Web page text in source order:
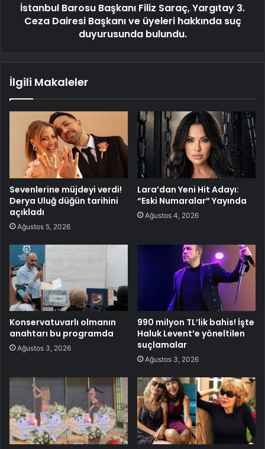
İstanbul Barosu Başkanı Filiz Saraç, Yargıtay 3.
Ceza Dairesi Başkanı ve üyeleri hakkında suç
duyurusunda bulundu.
İlgili Makaleler
Sevenlerine müjdeyi verdi!
Derya Uluğ düğün tarihini
açıkladı
Ağustos 5, 2026
Lara’dan Yeni Hit Adayı:
“Eski Numaralar” Yayında
Ağustos 4, 2026
Konservatuvarlı olmanın
anahtarı bu programda
Ağustos 3, 2026
990 milyon TL’lik bahis! İşte
Haluk Levent’e yöneltilen
suçlamalar
Ağustos 3, 2026